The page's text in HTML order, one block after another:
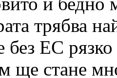
трябва
без ЕС
ще стане